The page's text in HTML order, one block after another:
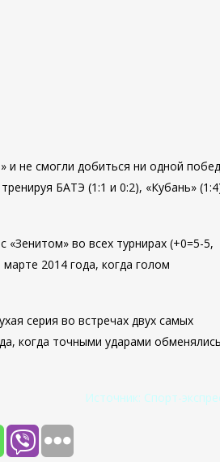
и не смогли добиться ни одной
БАТЭ (1:1 и 0:2), «Кубань»
во всех турнирах (+0=5-5,
2014 года, когда голом
серия во встречах двух самых
когда точными ударами обменялись
Источник: Спорт-